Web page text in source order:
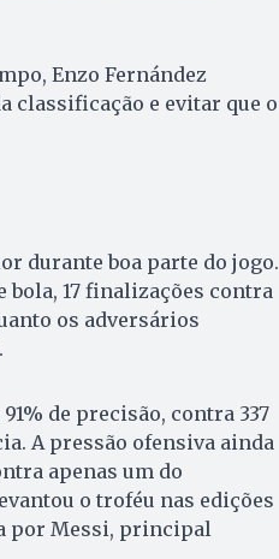
Enzo Fernández
classificação e evitar que o
durante boa parte do jogo.
bola, 17 finalizações contra
os adversários
de precisão, contra 337
A pressão ofensiva ainda
apenas um do
o troféu nas edições
por Messi, principal